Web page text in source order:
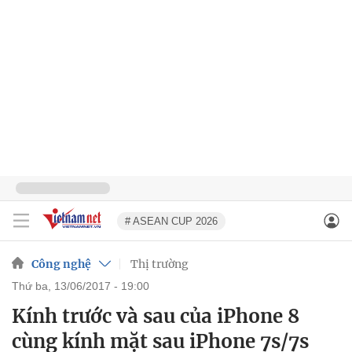
# ASEAN CUP 2026
Công nghệ Thị trường
thứ ba, 13/06/2017 - 19:00
Kính trước và sau của iPhone 8
cùng kính mặt sau iPhone 7s/7s